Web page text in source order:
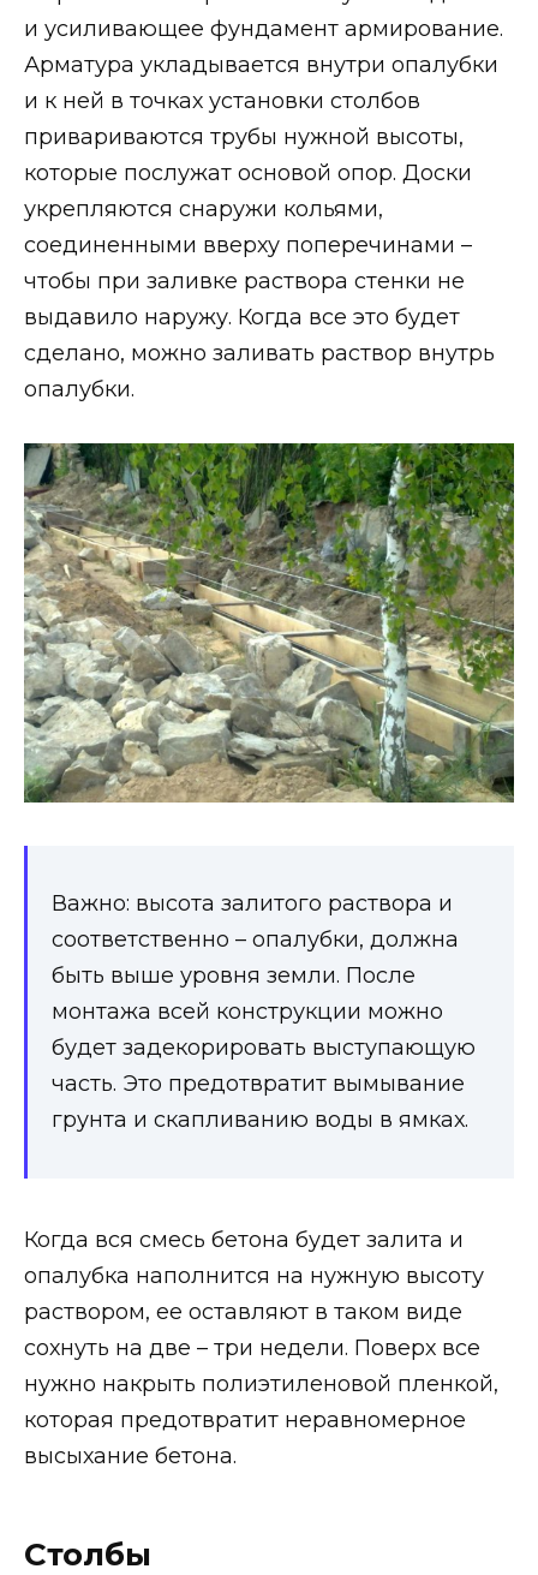
и усиливающее фундамент армирование.
Арматура укладывается внутри опалубки
и к ней в точках установки столбов
привариваются трубы нужной высоты,
которые послужат основой опор. Доски
укрепляются снаружи кольями,
соединенными вверху поперечинами –
чтобы при заливке раствора стенки не
выдавило наружу. Когда все это будет
сделано, можно заливать раствор внутрь
опалубки.
Важно: высота залитого раствора и
соответственно – опалубки, должна
быть выше уровня земли. После
монтажа всей конструкции можно
будет задекорировать выступающую
часть. Это предотвратит вымывание
грунта и скапливанию воды в ямках.
Когда вся смесь бетона будет залита и
опалубка наполнится на нужную высоту
раствором, ее оставляют в таком виде
сохнуть на две – три недели. Поверх все
нужно накрыть полиэтиленовой пленкой,
которая предотвратит неравномерное
высыхание бетона.
Столбы